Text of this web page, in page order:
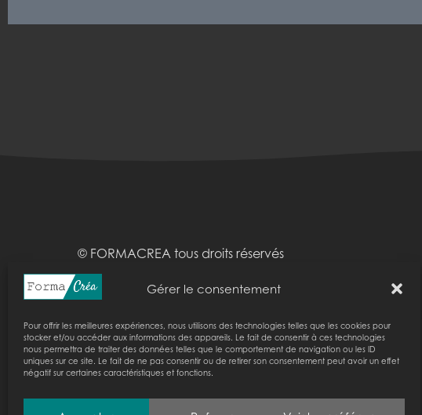
Gérer le consentement
Pour offrir les meilleures expériences, nous utilisons des technologies telles que les cookies pour
stocker et/ou accéder aux informations des appareils. Le fait de consentir à ces technologies
nous permettra de traiter des données telles que le comportement de navigation ou les ID
uniques sur ce site. Le fait de ne pas consentir ou de retirer son consentement peut avoir un effet
négatif sur certaines caractéristiques et fonctions.
© FORMACREA tous droits réservés
Horaires : 09:00-17:00 mardi : 09:00-17:00 mercredi :